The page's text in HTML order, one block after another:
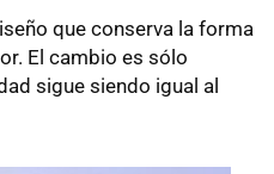
que conserva la forma
El cambio es sólo
sigue siendo igual al